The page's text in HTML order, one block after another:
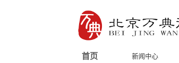
首页
新闻中心